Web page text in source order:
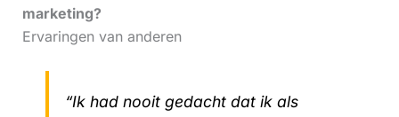
marketing?
Ervaringen van anderen
“Ik had nooit gedacht dat ik als